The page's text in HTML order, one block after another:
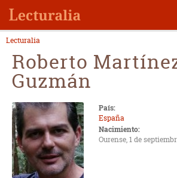
Lecturalia
Roberto
Guzmán
País:
España
Nacimiento:
Ourense, 1 de